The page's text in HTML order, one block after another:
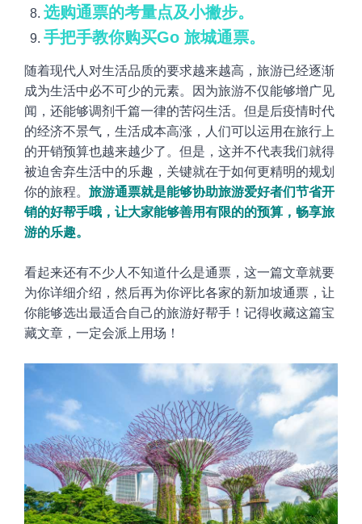
选购通票的考量点及小撇步。
手把手教你购买Go 旅城通票。
随着现代人对生活品质的要求越来越高，旅游已经逐渐
成为生活中必不可少的元素。因为旅游不仅能够增广见
闻，还能够调剂千篇一律的苦闷生活。但是后疫情时代
的经济不景气，生活成本高涨，人们可以运用在旅行上
的开销预算也越来越少了。但是，这并不代表我们就得
被迫舍弃生活中的乐趣，关键就在于如何更精明的规划
你的旅程。 旅游通票就是能够协助旅游爱好者们节省开
销的好帮手哦，让大家能够善用有限的的预算，畅享旅
游的乐趣。
看起来还有不少人不知道什么是通票，这一篇文章就要
为你详细介绍，然后再为你评比各家的新加坡通票，让
你能够选出最适合自己的旅游好帮手！记得收藏这篇宝
藏文章，一定会派上用场！